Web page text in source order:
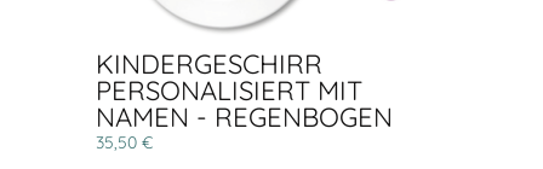
KINDERGESCHIRR
PERSONALISIERT MIT
NAMEN - REGENBOGEN
35,50 €